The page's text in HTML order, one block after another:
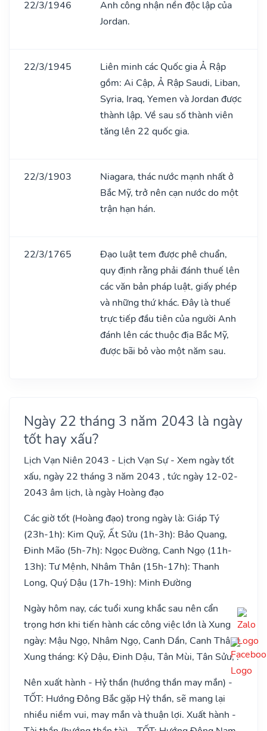
22/3/1946
Anh công nhận nền độc lập của
Jordan.
22/3/1945
Liên minh các Quốc gia Ả Rập
gồm: Ai Cập, Ả Rập Saudi, Liban,
Syria, Iraq, Yemen và Jordan được
thành lập. Về sau số thành viên
tăng lên 22 quốc gia.
22/3/1903
Niagara, thác nước mạnh nhất ở
Bắc Mỹ, trở nên cạn nước do một
trận hạn hán.
22/3/1765
Đạo luật tem được phê chuẩn,
quy định rằng phải đánh thuế lên
các văn bản pháp luật, giấy phép
và những thứ khác. Đây là thuế
trực tiếp đầu tiên của người Anh
đánh lên các thuộc địa Bắc Mỹ,
được bãi bỏ vào một năm sau.
Ngày 22 tháng 3 năm 2043 là ngày
tốt hay xấu?
Lịch Vạn Niên 2043 - Lịch Vạn Sự - Xem ngày tốt
xấu, ngày 22 tháng 3 năm 2043 , tức ngày 12-02-
2043 âm lịch, là ngày Hoàng đạo
Các giờ tốt (Hoàng đạo) trong ngày là: Giáp Tý
(23h-1h): Kim Quỹ, Ất Sửu (1h-3h): Bảo Quang,
Đinh Mão (5h-7h): Ngọc Đường, Canh Ngọ (11h-
13h): Tư Mệnh, Nhâm Thân (15h-17h): Thanh
Long, Quý Dậu (17h-19h): Minh Đường
Ngày hôm nay, các tuổi xung khắc sau nên cẩn
trọng hơn khi tiến hành các công việc lớn là Xung
ngày: Mậu Ngọ, Nhâm Ngọ, Canh Dần, Canh Thân,
Xung tháng: Kỷ Dậu, Đinh Dậu, Tân Mùi, Tân Sửu, .
Nên xuất hành - Hỷ thần (hướng thần may mắn) -
TỐT: Hướng Đông Bắc gặp Hỷ thần, sẽ mang lại
nhiều niềm vui, may mắn và thuận lợi. Xuất hành -